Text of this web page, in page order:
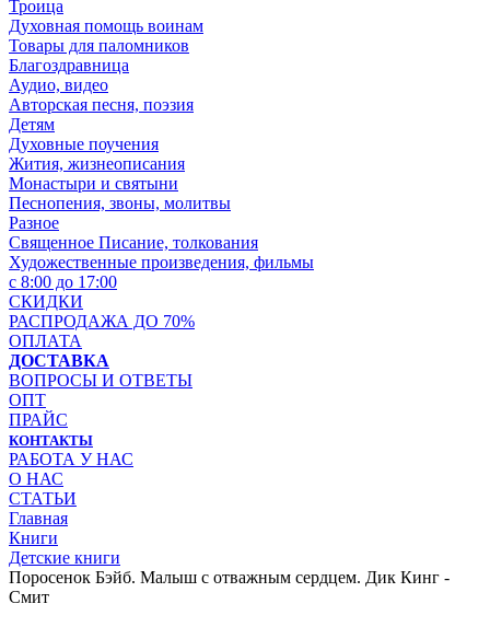
Троица
Духовная помощь воинам
Товары для паломников
Благоздравница
Аудио, видео
Авторская песня, поэзия
Детям
Духовные поучения
Жития, жизнеописания
Монастыри и святыни
Песнопения, звоны, молитвы
Разное
Священное Писание, толкования
Художественные произведения, фильмы
с 8:00 до 17:00
СКИДКИ
РАСПРОДАЖА ДО 70%
ОПЛАТА
ДОСТАВКА
ВОПРОСЫ И ОТВЕТЫ
ОПТ
ПРАЙС
КОНТАКТЫ
РАБОТА У НАС
О НАС
СТАТЬИ
Главная
Книги
Детские книги
Поросенок Бэйб. Малыш с отважным сердцем. Дик Кинг -
Смит